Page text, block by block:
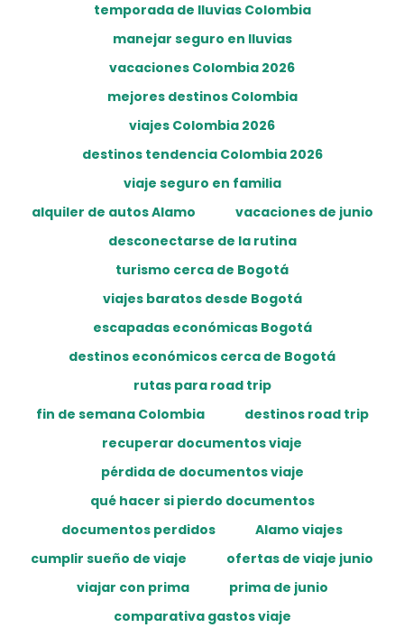
temporada de lluvias Colombia
manejar seguro en lluvias
vacaciones Colombia 2026
mejores destinos Colombia
viajes Colombia 2026
destinos tendencia Colombia 2026
viaje seguro en familia
alquiler de autos Alamo
vacaciones de junio
desconectarse de la rutina
turismo cerca de Bogotá
viajes baratos desde Bogotá
escapadas económicas Bogotá
destinos económicos cerca de Bogotá
rutas para road trip
fin de semana Colombia
destinos road trip
recuperar documentos viaje
pérdida de documentos viaje
qué hacer si pierdo documentos
documentos perdidos
Alamo viajes
cumplir sueño de viaje
ofertas de viaje junio
viajar con prima
prima de junio
comparativa gastos viaje